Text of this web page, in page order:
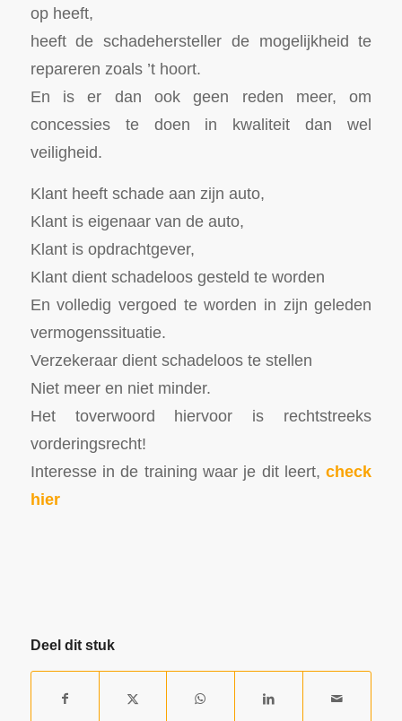
op heeft,
heeft de schadehersteller de mogelijkheid te
repareren zoals ’t hoort.
En is er dan ook geen reden meer, om
concessies te doen in kwaliteit dan wel
veiligheid.
Klant heeft schade aan zijn auto,
Klant is eigenaar van de auto,
Klant is opdrachtgever,
Klant dient schadeloos gesteld te worden
En volledig vergoed te worden in zijn geleden
vermogenssituatie.
Verzekeraar dient schadeloos te stellen
Niet meer en niet minder.
Het toverwoord hiervoor is rechtstreeks
vorderingsrecht!
Interesse in de training waar je dit leert,check
hier
Deel dit stuk